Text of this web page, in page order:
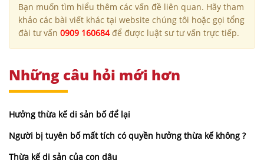
Bạn muốn tìm hiểu thêm các vấn đề liên quan. Hãy tham
khảo các bài viết khác tại website chúng tôi hoặc gọi tổng
đài tư vấn 0909 160684để được luật sư tư vấn trực tiếp.
Những câu hỏi mới hơn
Hưởng thừa kế di sản bố để lại
Người bị tuyên bố mất tích có quyền hưởng thừa kế không ?
Thừa kế di sản của con dâu